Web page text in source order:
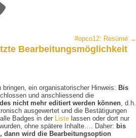
#opco12: Resümé →
Bearbeitungsmöglichkeit
ein organisatorischer Hinweis: Bis
und anschliessend die
nicht mehr editiert werden können, d.h.
ausgewertet und die Bestätigungen
Badges in der Liste lassen oder dort nur
ohne spätere Inhalte…. Daher: bis
dann wird die Bearbeitungsoption